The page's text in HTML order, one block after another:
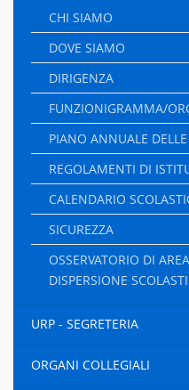
CHI SIAMO
DOVE SIAMO
DIRIGENZA
FUNZIONIGRAMMA/
PIANO ANNUALE
REGOLAMENTI DI
CALENDARIO
SICUREZZA
OSSERVATORIO DI
DISPERSIONE
URP - SEGRETERIA
ORGANI COLLEGIALI